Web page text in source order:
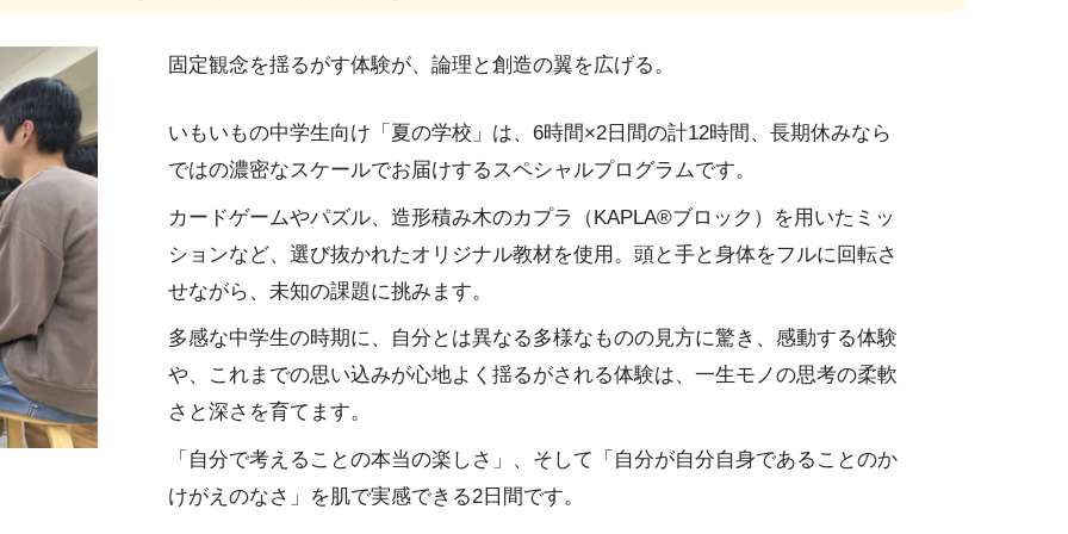
固定観念を揺るがす体験が、論理と創造の翼を広げる。
いもいもの中学生向け「夏の学校」は、6時間×2日間の計12時間、長期休みなら
ではの濃密なスケールでお届けするスペシャルプログラムです。
カードゲームやパズル、造形積み木のカプラ（KAPLA®ブロック）を用いたミッ
ションなど、選び抜かれたオリジナル教材を使用。頭と手と身体をフルに回転さ
せながら、未知の課題に挑みます。
多感な中学生の時期に、自分とは異なる多様なものの見方に驚き、感動する体験
や、これまでの思い込みが心地よく揺るがされる体験は、一生モノの思考の柔軟
さと深さを育てます。
「自分で考えることの本当の楽しさ」、そして「自分が自分自身であることのか
けがえのなさ」を肌で実感できる2日間です。